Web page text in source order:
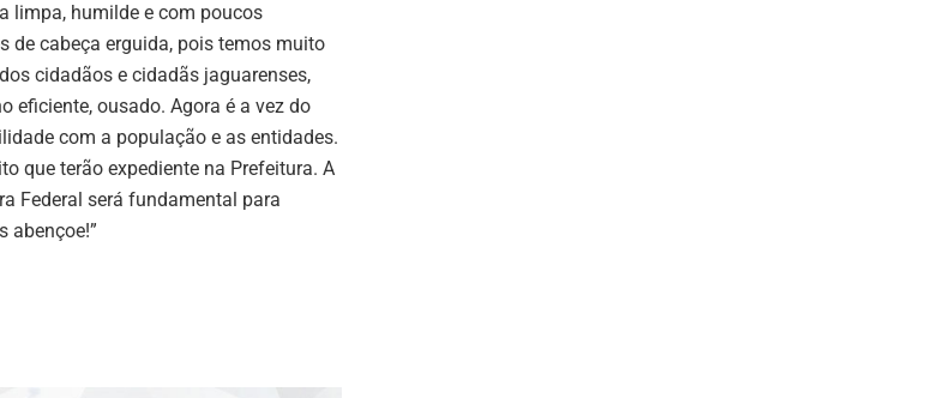
limpa, humilde e com poucos
de cabeça erguida, pois temos muito
cidadãos e cidadãs jaguarenses,
eficiente, ousado. Agora é a vez do
com a população e as entidades.
que terão expediente na Prefeitura. A
Federal será fundamental para
abençoe!”